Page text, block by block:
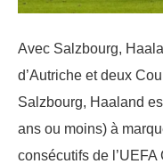
Avec Salzbourg,
d’Autriche et deux
Salzbourg, Haaland
ans ou moins) à
consécutifs de